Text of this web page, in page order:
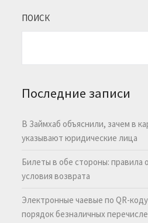
ПОИСК
Последние записи
В Займхаб объяснили, зачем в
указывают юридические лица
Билеты в обе стороны:
условия возврата
Электронные чаевые по QR-
порядок безналичных